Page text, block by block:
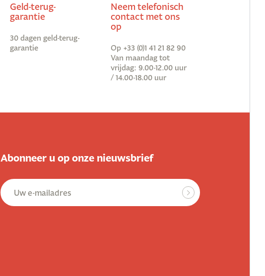
Geld-terug-
garantie
30 dagen geld-terug-
garantie
Neem telefonisch
contact met ons
op
Op +33 (0)1 41 21 82 90
Van maandag tot
vrijdag: 9.00-12.00 uur
/ 14.00-18.00 uur
Abonneer u op onze nieuwsbrief